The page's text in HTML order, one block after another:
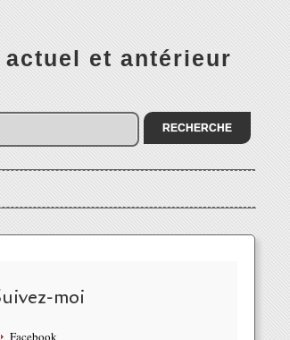
actuel et antérieur
moi
Facebook